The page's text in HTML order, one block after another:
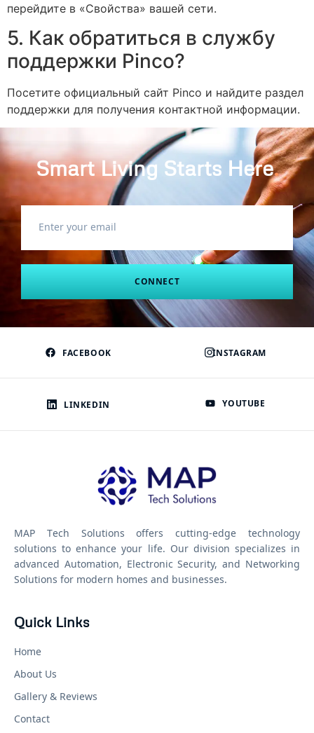
перейдите в «Свойства» вашей сети.
5. Как обратиться в службу
поддержки Pinco?
Посетите официальный сайт Pinco и найдите раздел
поддержки для получения контактной информации.
Smart Living Starts Here.
CONNECT
FACEBOOK INSTAGRAM
LINKEDIN YOUTUBE
MAP Tech Solutions offers cutting-edge technology
solutions to enhance your life. Our division specializes in
advanced Automation, Electronic Security, and Networking
Solutions for modern homes and businesses.
Quick Links
Home
About Us
Gallery & Reviews
Contact